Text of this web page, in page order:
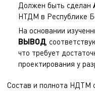
Должен быть сделан
НТДМ в Республике
На основании
ВЫВОД,
что требует
проектирования у
Состав и полнота НДТМ